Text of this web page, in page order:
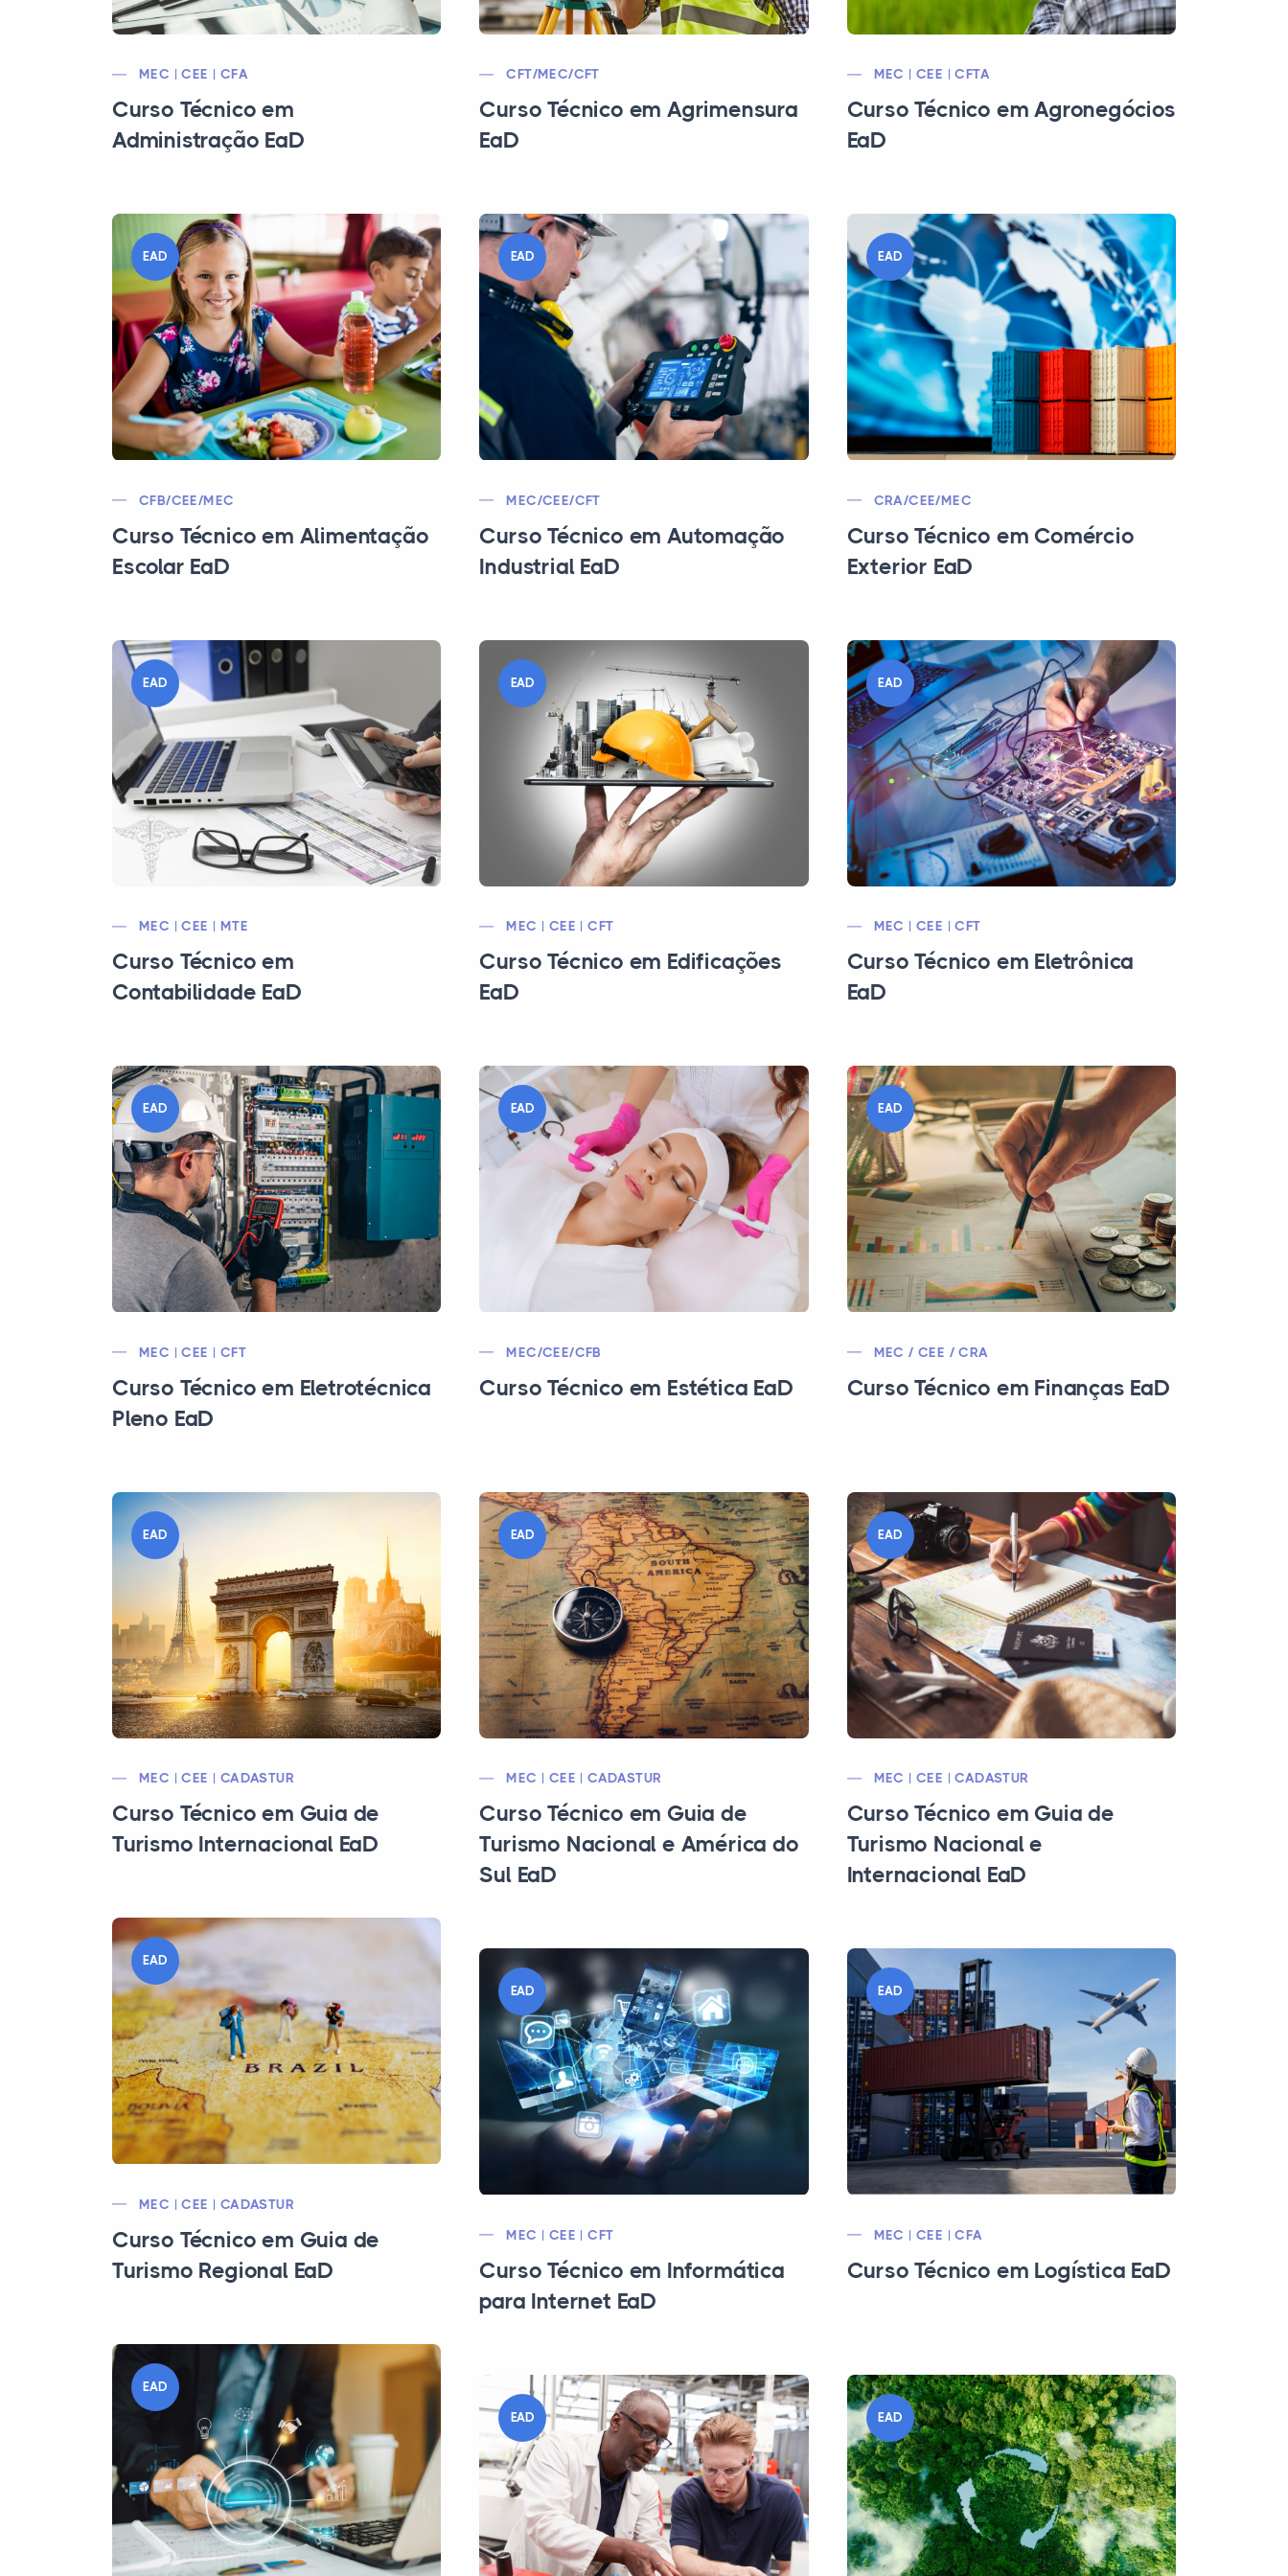
MEC | CEE | CFA
Curso Técnico em
Administração EaD
CFT/MEC/CFT
Curso Técnico em Agrimensura
EaD
MEC | CEE | CFTA
Curso Técnico em Agronegócios
EaD
EAD
CFB/CEE/MEC
Curso Técnico em Alimentação
Escolar EaD
EAD
MEC/CEE/CFT
Curso Técnico em Automação
Industrial EaD
EAD
CRA/CEE/MEC
Curso Técnico em Comércio
Exterior EaD
EAD
MEC | CEE | MTE
Curso Técnico em
Contabilidade EaD
EAD
MEC | CEE | CFT
Curso Técnico em Edificações
EaD
EAD
MEC | CEE | CFT
Curso Técnico em Eletrônica
EaD
EAD
MEC | CEE | CFT
Curso Técnico em Eletrotécnica
Pleno EaD
EAD
MEC/CEE/CFB
Curso Técnico em Estética EaD
EAD
MEC / CEE / CRA
Curso Técnico em Finanças EaD
EAD
MEC | CEE | CADASTUR
Curso Técnico em Guia de
Turismo Internacional EaD
EAD
MEC | CEE | CADASTUR
Curso Técnico em Guia de
Turismo Nacional e América do
Sul EaD
EAD
MEC | CEE | CADASTUR
Curso Técnico em Guia de
Turismo Nacional e
Internacional EaD
EAD
MEC | CEE | CADASTUR
Curso Técnico em Guia de
Turismo Regional EaD
EAD
MEC | CEE | CFT
Curso Técnico em Informática
para Internet EaD
EAD
MEC | CEE | CFA
Curso Técnico em Logística EaD
EAD
EAD EAD